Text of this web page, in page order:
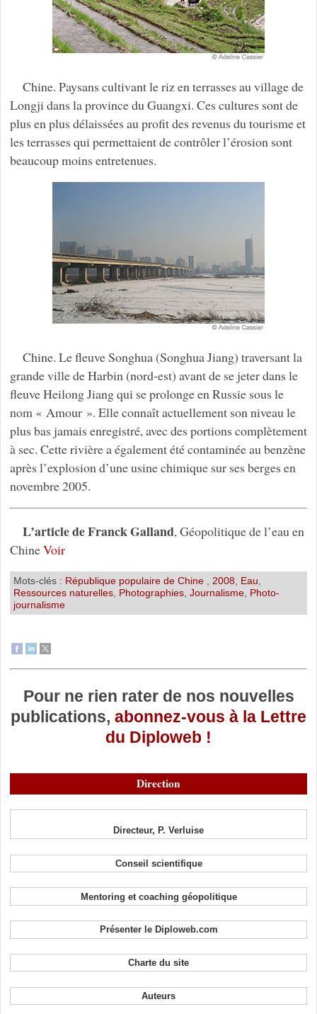
Chine. Paysans cultivant le riz en terrasses au village de
Longji dans la province du Guangxi. Ces cultures sont de
plus en plus délaissées au profit des revenus du tourisme et
les terrasses qui permettaient de contrôler l’érosion sont
beaucoup moins entretenues.
Chine. Le fleuve Songhua (Songhua Jiang) traversant la
grande ville de Harbin (nord-est) avant de se jeter dans le
fleuve Heilong Jiang qui se prolonge en Russie sous le
nom « Amour ». Elle connaît actuellement son niveau le
plus bas jamais enregistré, avec des portions complètement
à sec. Cette rivière a également été contaminée au benzène
après l’explosion d’une usine chimique sur ses berges en
novembre 2005.
L’article de Franck Galland, Géopolitique de l’eau en
ChineVoir
Mots-clés : République populaire de Chine 2008 Eau
Ressources naturelles, Photographies, Journalisme, Photo-
journalisme
Pour ne rien rater de nos nouvelles
publications, abonnez-vous à la Lettre
du Diploweb !
Direction
Directeur, P. Verluise
Conseil scientifique
Mentoring et coaching géopolitique
Présenter le Diploweb.com
Charte du site
Auteurs